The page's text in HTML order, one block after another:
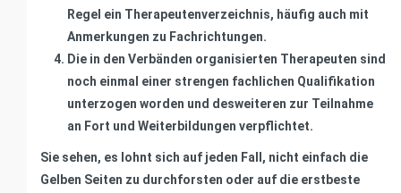
Regel ein Therapeutenverzeichnis, häufig auch mit
Anmerkungen zu Fachrichtungen.
Die in den Verbänden organisierten Therapeuten sind
noch einmal einer strengen fachlichen Qualifikation
unterzogen worden und desweiteren zur Teilnahme
an Fort und Weiterbildungen verpflichtet.
Sie sehen, es lohnt sich auf jeden Fall, nicht einfach die
Gelben Seiten zu durchforsten oder auf die erstbeste